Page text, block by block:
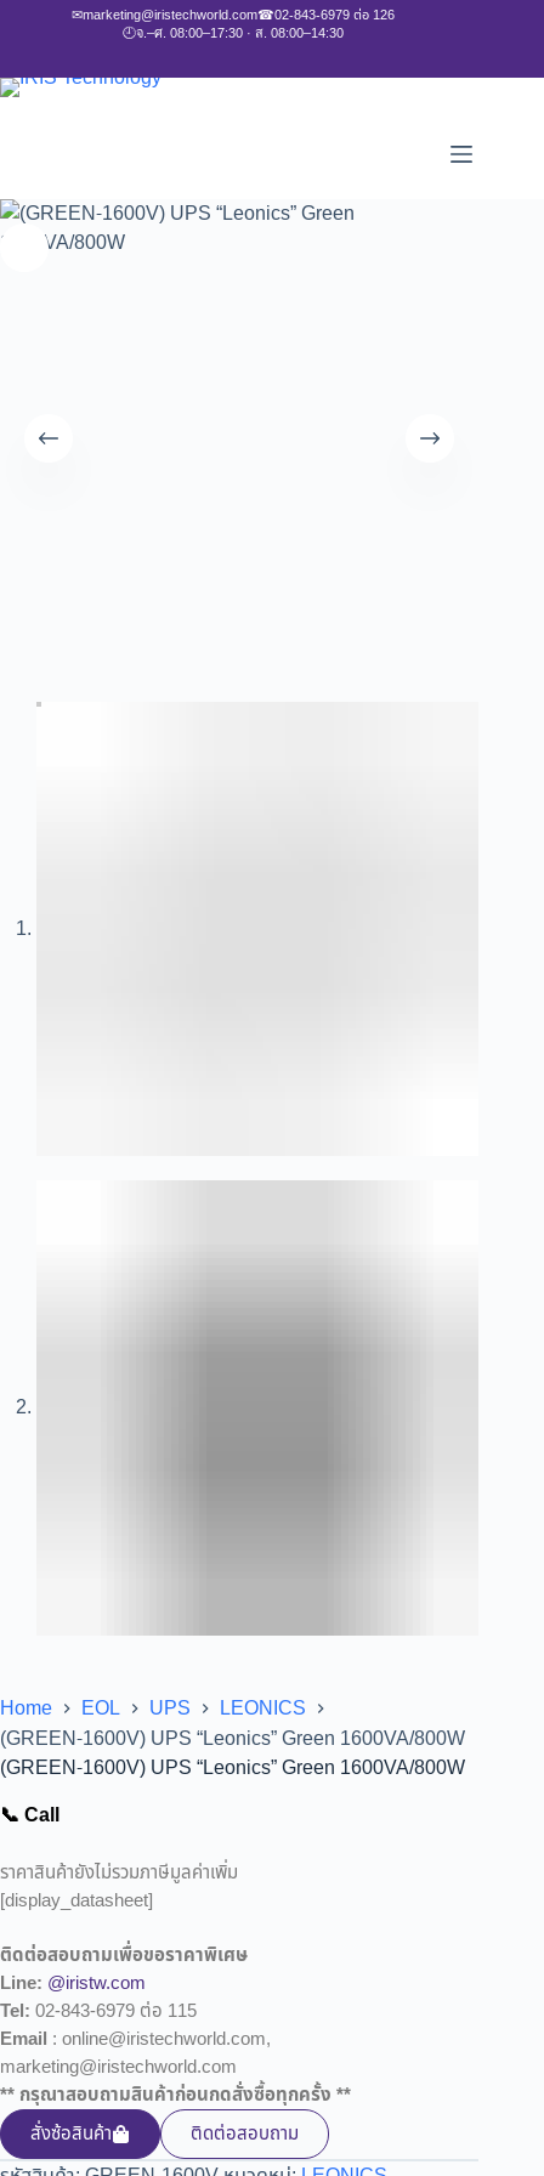
✉marketing@iristechworld.com☎02-843-6979 ต่อ 126
🕘จ.–ศ. 08:00–17:30 · ส. 08:00–14:30
Home EOL UPS
LEONICS
(GREEN-1600V) UPS “Leonics” Green 1600VA/800W
(GREEN-1600V) UPS “Leonics” Green 1600VA/800W
📞 Call
ราคาสินค้ายังไม่รวมภาษีมูลค่าเพิ่ม
[display_datasheet]
ติดต่อสอบถามเพื่อขอราคาพิเศษ
Line: @iristw.com
Tel: 02-843-6979 ต่อ 115
Email : online@iristechworld.com,
marketing@iristechworld.com
** กรุณาสอบถามสินค้าก่อนกดสั่งซื้อทุกครั้ง **
สั่งซ้อสินค้า
ติดต่อสอบถาม